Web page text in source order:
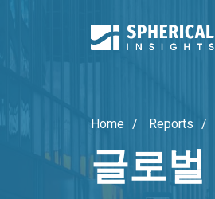
Home Reports
글로